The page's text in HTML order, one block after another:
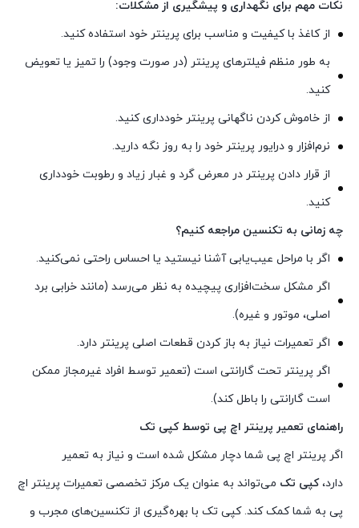
نکات مهم برای نگهداری و پیشگیری از مشکلات:
از کاغذ با کیفیت و مناسب برای پرینتر خود استفاده کنید.
به طور منظم فیلترهای پرینتر (در صورت وجود) را تمیز یا تعویض
کنید.
از خاموش کردن ناگهانی پرینتر خودداری کنید.
نرم‌افزار و درایور پرینتر خود را به روز نگه دارید.
از قرار دادن پرینتر در معرض گرد و غبار زیاد و رطوبت خودداری
کنید.
چه زمانی به تکنسین مراجعه کنیم؟
اگر با مراحل عیب‌یابی آشنا نیستید یا احساس راحتی نمی‌کنید.
اگر مشکل سخت‌افزاری پیچیده به نظر می‌رسد (مانند خرابی برد
اصلی، موتور و غیره).
اگر تعمیرات نیاز به باز کردن قطعات اصلی پرینتر دارد.
اگر پرینتر تحت گارانتی است (تعمیر توسط افراد غیرمجاز ممکن
است گارانتی را باطل کند).
راهنمای تعمیر پرینتر اچ پی توسط کپی تک
اگر پرینتر اچ پی شما دچار مشکل شده است و نیاز به تعمیر
دارد،کپی تک می‌تواند به عنوان یک مرکز تخصصی تعمیرات پرینتر اچ
پی به شما کمک کند. کپی تک با بهره‌گیری از تکنسین‌های مجرب و